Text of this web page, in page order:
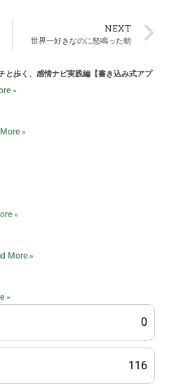
NEXT
世界一好きなのに怒鳴った朝
と歩く、感情ナビ実践編【書き込み式アプ
»
»
»
More »
»
0
116